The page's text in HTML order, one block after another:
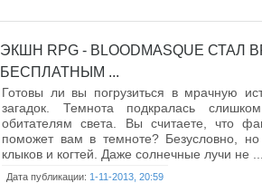
ЭКШН RPG - BLOODMASQUE СТАЛ
БЕСПЛАТНЫМ ...
Готовы ли вы погрузиться в мрачную
загадок. Темнота подкралась
обитателям света. Вы считаете, что
поможет вам в темноте? Безусловно,
клыков и когтей. Даже солнечные лучи не ...
Дата публикации: 1-11-2013, 20:59